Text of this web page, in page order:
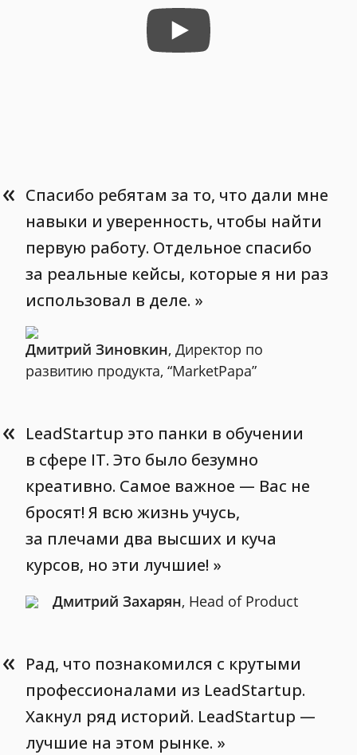
« Спасибо ребятам за то, что дали мне
навыки и уверенность, чтобы найти
первую работу. Отдельное спасибо
за реальные кейсы, которые я ни раз
использовал в деле.
Дмитрий Зиновкин, Директор по
развитию продукта, “MarketPapa”
« LeadStartup это панки в обучении
в сфере IT. Это было безумно
креативно. Самое важное — Вас не
бросят! Я всю жизнь учусь,
за плечами два высших и куча
курсов, но эти лучшие!
Дмитрий Захарян, Head of Product
« Рад, что познакомился с крутыми
профессионалами из LeadStartup.
Хакнул ряд историй. LeadStartup —
лучшие на этом рынке.